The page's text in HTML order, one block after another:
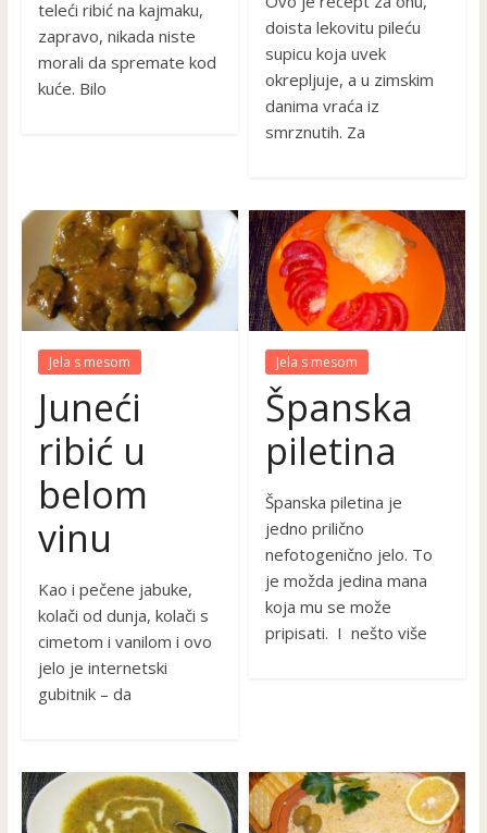
teleći ribić na kajmaku,
zapravo, nikada niste
morali da spremate kod
kuće. Bilo
doista lekovitu pileću
supicu koja uvek
okrepljuje, a u zimskim
danima vraća iz
smrznutih. Za
Jela s mesom
Juneći
ribić u
belom
vinu
Kao i pečene jabuke,
kolači od dunja, kolači s
cimetom i vanilom i ovo
jelo je internetski
gubitnik – da
Jela s mesom
Španska
piletina
Španska piletina je
jedno prilično
nefotogenično jelo. To
je možda jedina mana
koja mu se može
pripisati. I nešto više